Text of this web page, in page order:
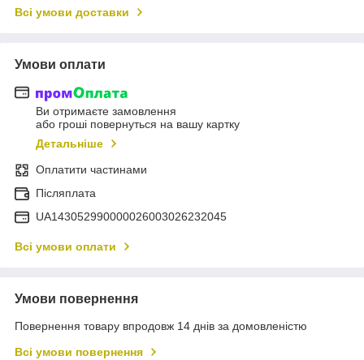
Всі умови доставки
Умови оплати
Ви отримаєте замовлення
або гроші повернуться на вашу картку
Детальніше
Оплатити частинами
Післяплата
UA143052990000026003026232045
Всі умови оплати
Умови повернення
Повернення товару впродовж 14 днів за домовленістю
Всі умови повернення